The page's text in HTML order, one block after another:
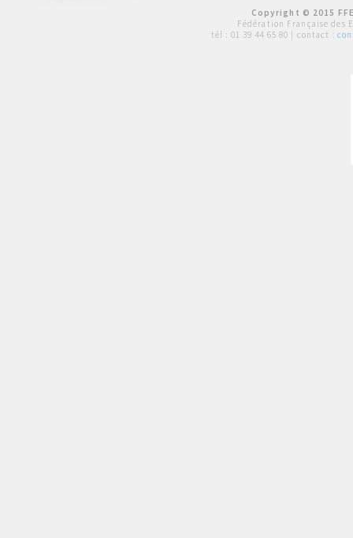
Copyright © 2015
Fédération Française des
tél : 01 39 44 65 80 | contact :